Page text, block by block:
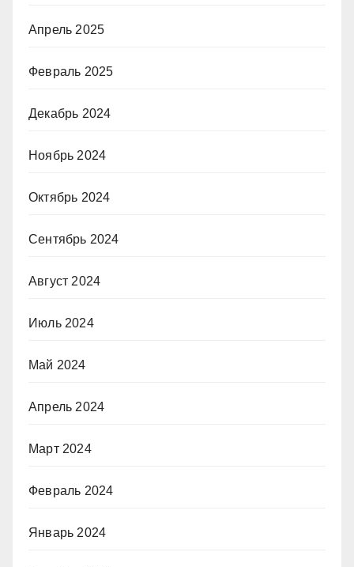
Апрель 2025
Февраль 2025
Декабрь 2024
Ноябрь 2024
Октябрь 2024
Сентябрь 2024
Август 2024
Июль 2024
Май 2024
Апрель 2024
Март 2024
Февраль 2024
Январь 2024